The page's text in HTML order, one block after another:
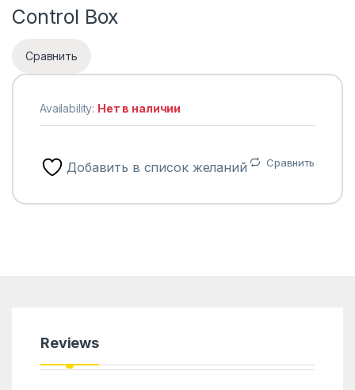
Control Box
Сравнить
Availability: Нет в наличии
Добавить в список желаний Сравнить
Reviews